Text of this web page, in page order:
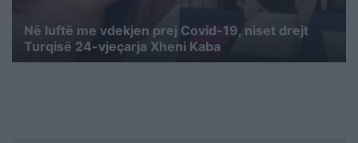
Në luftë me vdekjen prej Covid-19, niset drejt
Turqisë 24-vjeçarja Xheni Kaba